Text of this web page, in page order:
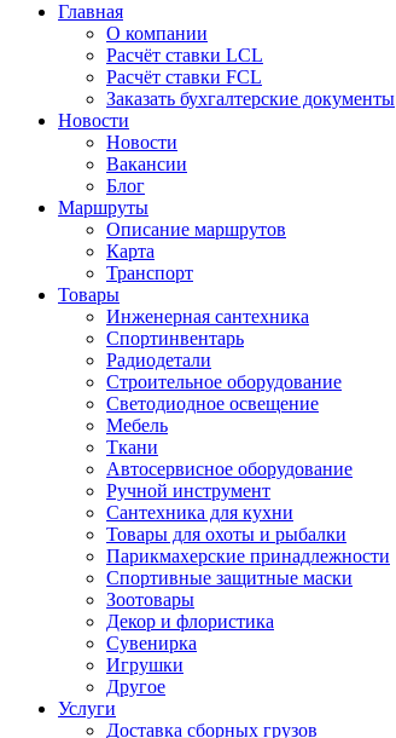
Главная
О компании
Расчёт ставки LCL
Расчёт ставки FСL
Заказать бухгалтерские документы
Новости
Новости
Вакансии
Блог
Маршруты
Описание маршрутов
Карта
Транспорт
Товары
Инженерная сантехника
Спортинвентарь
Радиодетали
Строительное оборудование
Светодиодное освещение
Мебель
Ткани
Автосервисное оборудование
Ручной инструмент
Сантехника для кухни
Товары для охоты и рыбалки
Парикмахерские принадлежности
Спортивные защитные маски
Зоотовары
Декор и флористика
Сувенирка
Игрушки
Другое
Услуги
Доставка сборных грузов